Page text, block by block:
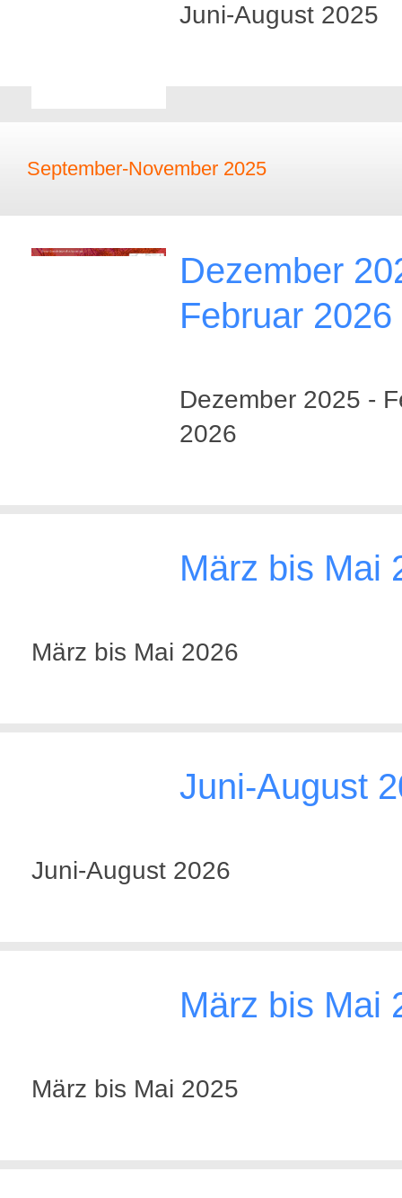
Juni-August 2025
September-November 2025
Dezember
Februar 2026
Dezember 2025 -
2026
März bis Mai
März bis Mai 2026
Juni-August
Juni-August 2026
März bis Mai
März bis Mai 2025